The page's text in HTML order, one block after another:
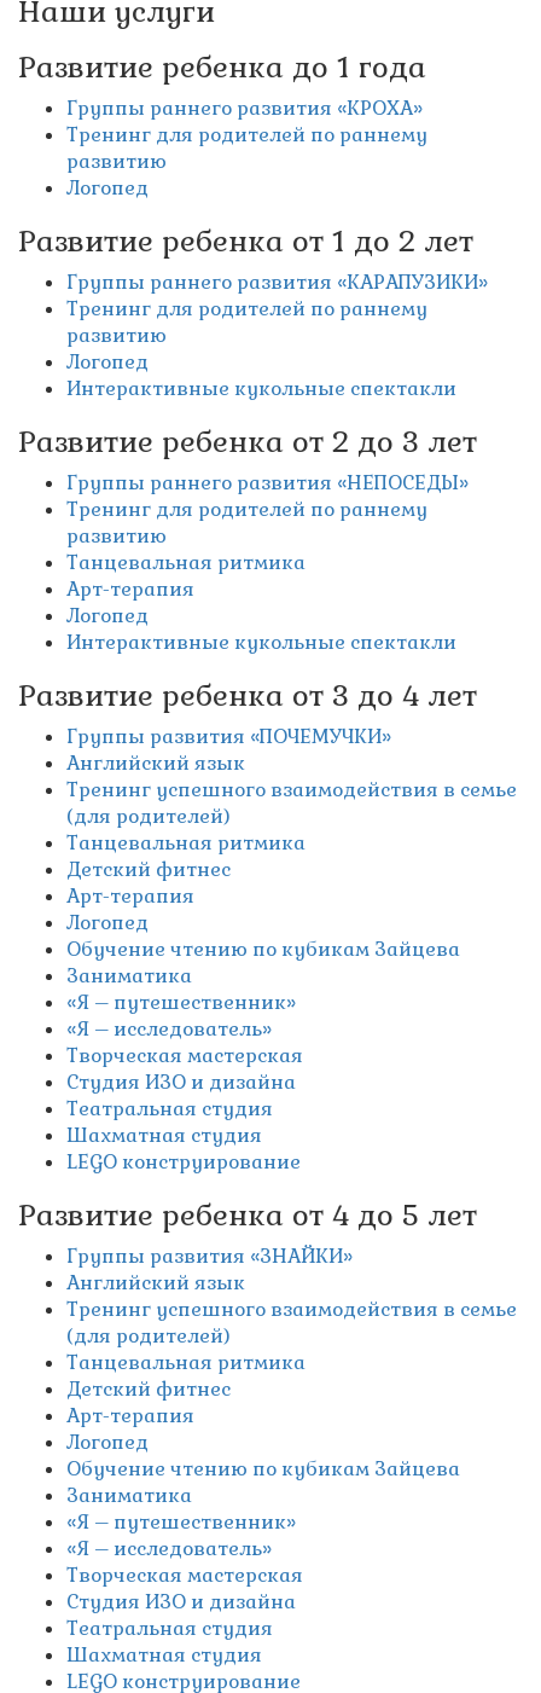
Наши услуги
Развитие ребенка до 1 года
Группы раннего развития «КРОХА»
Тренинг для родителей по раннему
развитию
Логопед
Развитие ребенка от 1 до 2 лет
Группы раннего развития «КАРАПУЗИКИ»
Тренинг для родителей по раннему
развитию
Логопед
Интерактивные кукольные спектакли
Развитие ребенка от 2 до 3 лет
Группы раннего развития «НЕПОСЕДЫ»
Тренинг для родителей по раннему
развитию
Танцевальная ритмика
Арт-терапия
Логопед
Интерактивные кукольные спектакли
Развитие ребенка от 3 до 4 лет
Группы развития «ПОЧЕМУЧКИ»
Английский язык
Тренинг успешного взаимодействия в семье
(для родителей)
Танцевальная ритмика
Детский фитнес
Арт-терапия
Логопед
Обучение чтению по кубикам Зайцева
Заниматика
«Я – путешественник»
«Я – исследователь»
Творческая мастерская
Студия ИЗО и дизайна
Театральная студия
Шахматная студия
LEGO конструирование
Развитие ребенка от 4 до 5 лет
Группы развития «ЗНАЙКИ»
Английский язык
Тренинг успешного взаимодействия в семье
(для родителей)
Танцевальная ритмика
Детский фитнес
Арт-терапия
Логопед
Обучение чтению по кубикам Зайцева
Заниматика
«Я – путешественник»
«Я – исследователь»
Творческая мастерская
Студия ИЗО и дизайна
Театральная студия
Шахматная студия
LEGO конструирование